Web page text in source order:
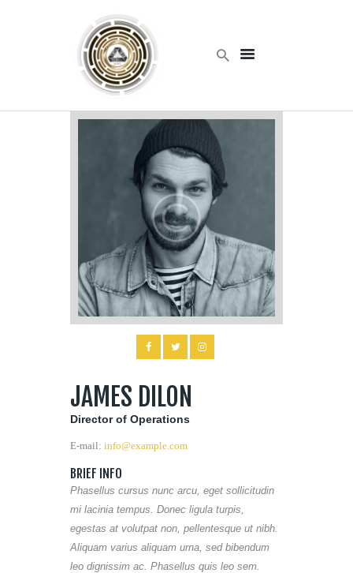
JAMES DILON
Director of Operations
E-mail: info@example.com
BRIEF INFO
Phasellus cursus nunc arcu, eget sollicitudin
mi lacinia tempus. Donec ligula turpis,
egestas at volutpat non, pellentesque ut nibh.
Aliquam varius aliquam urna, sed bibendum
leo dignissim ac. Phasellus quis leo sem.